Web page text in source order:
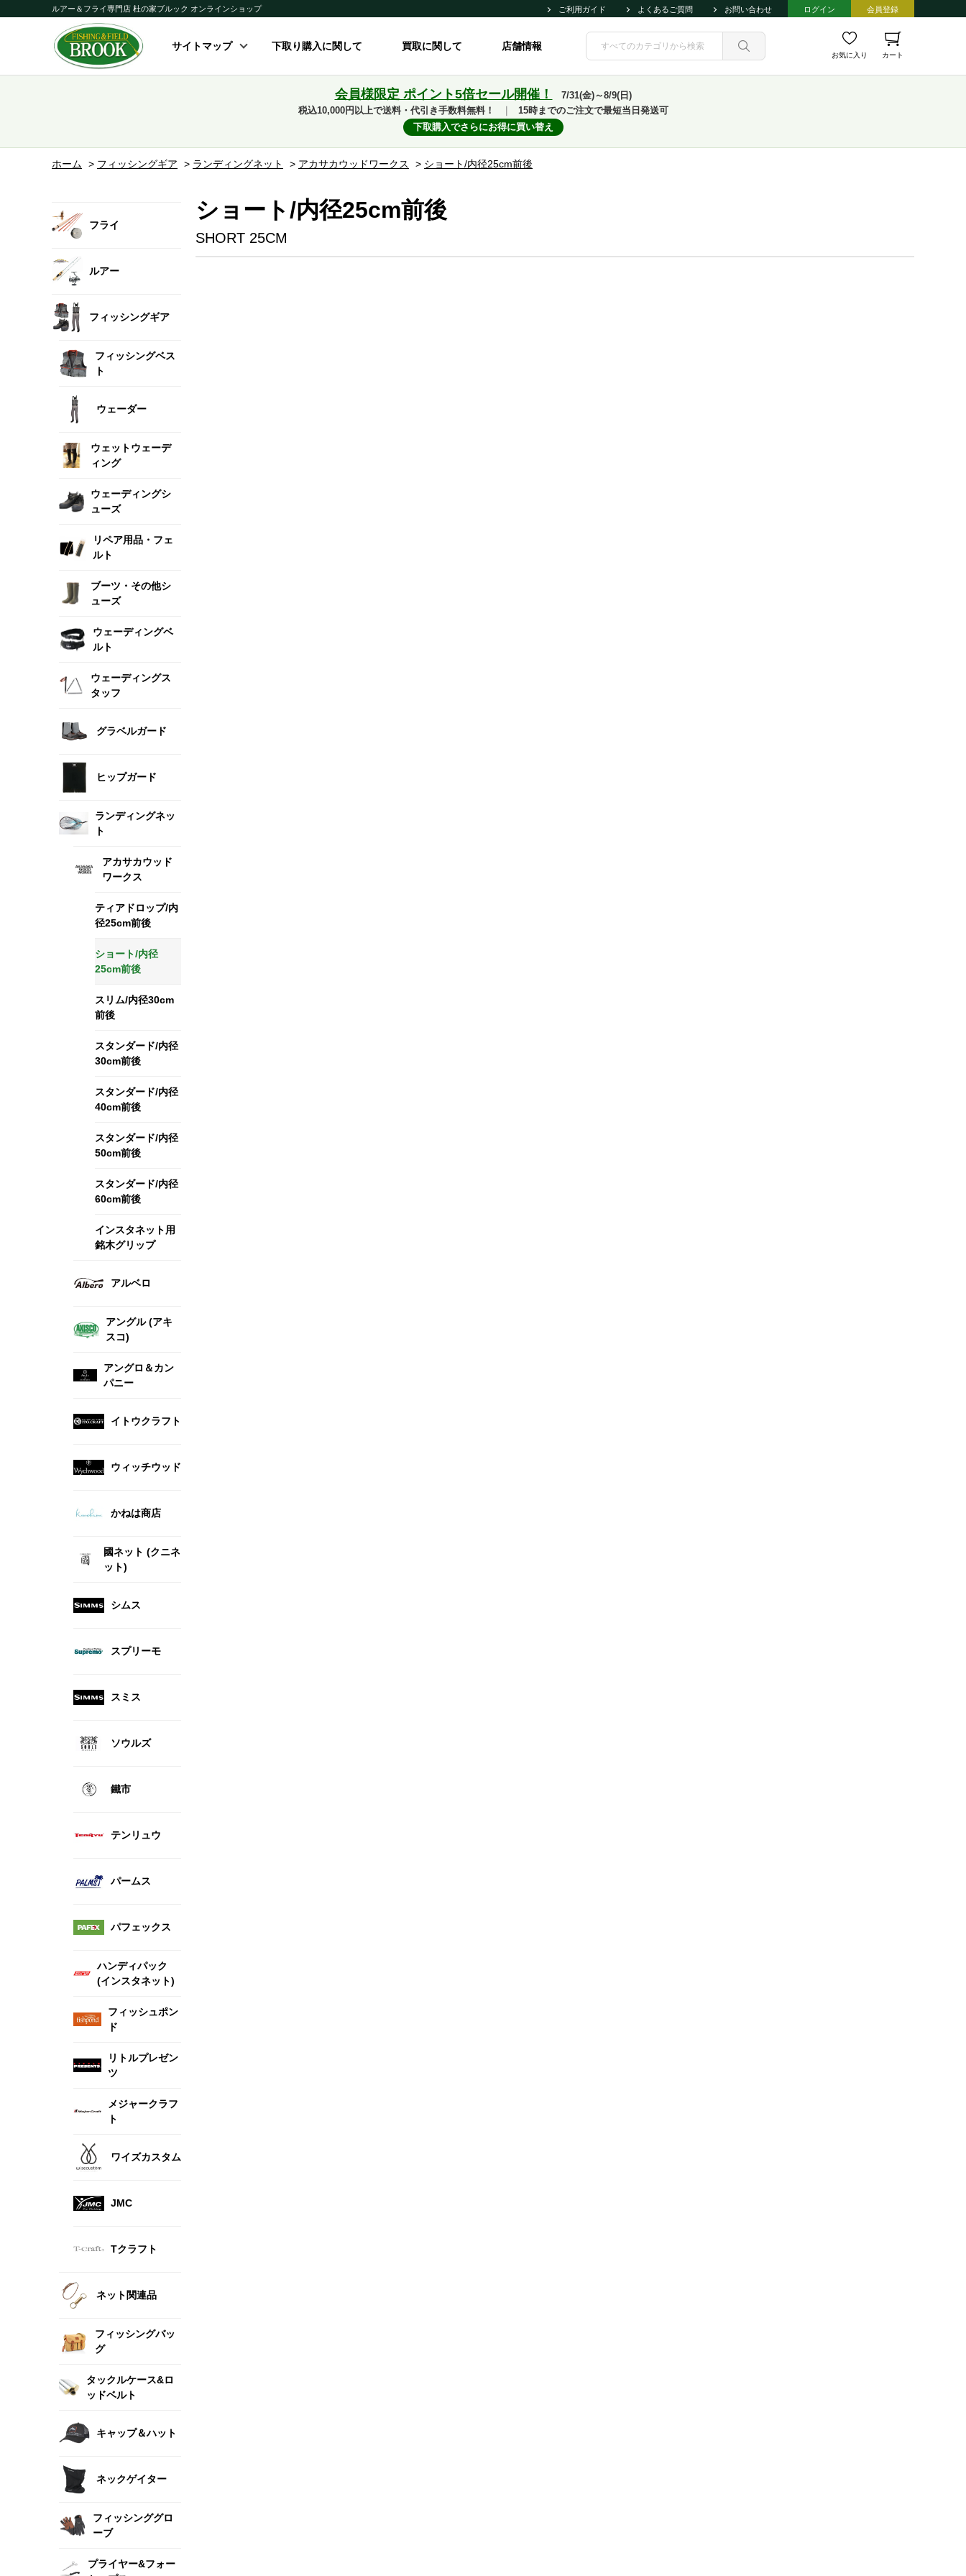
ルアー＆フライ専門店 杜の家ブルック オンラインショップ ご利用ガイド よくあるご質問 お問い合わせ ログイン 会員登録
サイトマップ 下取り購入に関して 買取に関して 店舗情報
お気に入り カート
会員様限定 ポイント5倍セール開催！
7/31(金)～8/9(日)
税込10,000円以上で送料・代引き手数料無料！
15時までのご注文で最短当日発送可
下取購入でさらにお得に買い替え
ホーム > フィッシングギア > ランディングネット > アカサカウッドワークス > ショート/内径25cm前後
フライ
ルアー
フィッシングギア
フィッシングベス
ト
ウェーダー
ウェットウェーデ
ィング
ウェーディングシ
ューズ
リペア用品・フェ
ルト
ブーツ・その他シ
ューズ
ウェーディングベ
ルト
ウェーディングス
タッフ
グラベルガード
ヒップガード
ランディングネッ
ト
アカサカウッド
ワークス
ティアドロップ/内
径25cm前後
ショート/内径
25cm前後
スリム/内径30cm
前後
スタンダード/内径
30cm前後
スタンダード/内径
40cm前後
スタンダード/内径
50cm前後
スタンダード/内径
60cm前後
インスタネット用
銘木グリップ
アルベロ
アングル (アキ
スコ)
アングロ＆カン
パニー
イトウクラフト
ウィッチウッド
かねは商店
國ネット (クニネ
ット)
シムス
スプリーモ
スミス
ソウルズ
鐵市
テンリュウ
パームス
パフェックス
ハンディパック
(インスタネット)
フィッシュポン
ド
リトルプレゼン
ツ
メジャークラフ
ト
ワイズカスタム
JMC
Tクラフト
ネット関連品
フィッシングバッ
グ
タックルケース&ロ
ッドベルト
キャップ＆ハット
ネックゲイター
フィッシンググロ
ーブ
プライヤー&フォー
ショート/内径25cm前後
SHORT 25CM